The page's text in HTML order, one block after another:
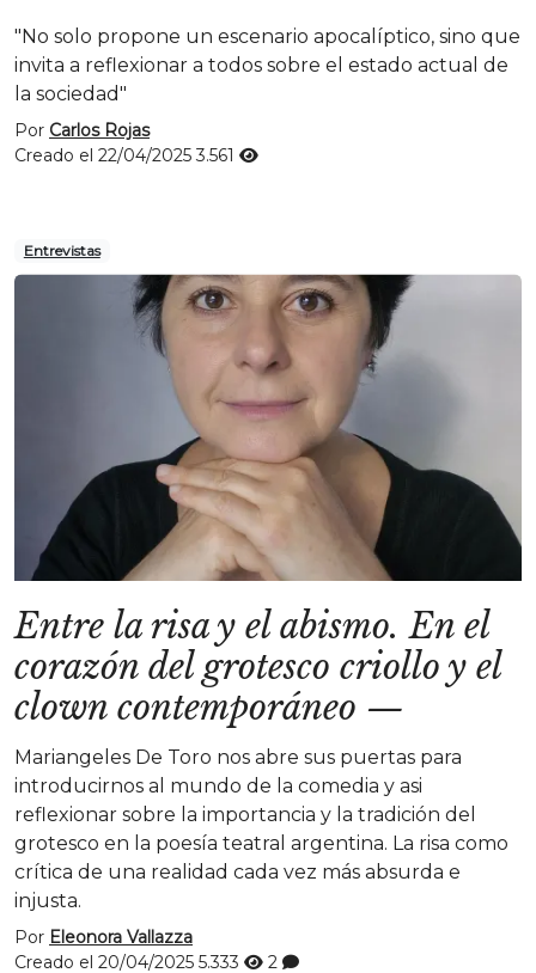
"No solo propone un escenario apocalíptico, sino que
invita a reflexionar a todos sobre el estado actual de
la sociedad"
Por Carlos Rojas
Creado el 22/04/20253.561
Entrevistas
Entre la risa y el abismo. En el
corazón del grotesco criollo y el
clown contemporáneo —
Mariangeles De Toro nos abre sus puertas para
introducirnos al mundo de la comedia y asi
reflexionar sobre la importancia y la tradición del
grotesco en la poesía teatral argentina. La risa como
crítica de una realidad cada vez más absurda e
injusta.
Por Eleonora Vallazza
Creado el 20/04/2025 5.333 2